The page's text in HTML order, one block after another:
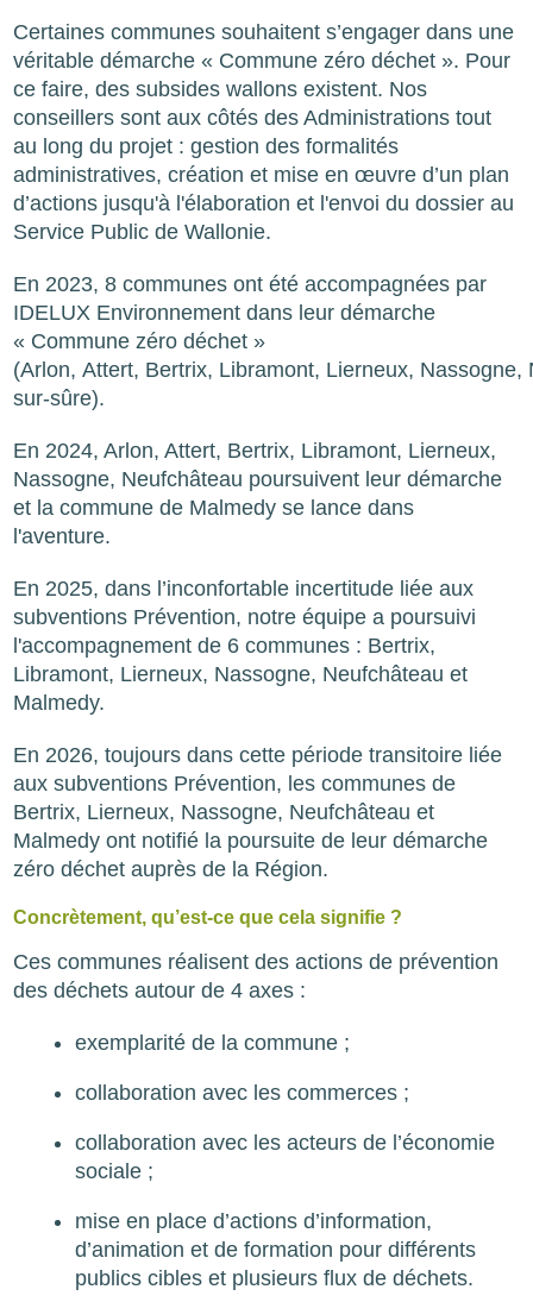
Certaines communes souhaitent s’engager dans une
véritable démarche « Commune zéro déchet ». Pour
ce faire, des subsides wallons existent. Nos
conseillers sont aux côtés des Administrations tout
au long du projet : gestion des formalités
administratives, création et mise en œuvre d’un plan
d’actions jusqu'à l'élaboration et l'envoi du dossier au
Service Public de Wallonie.
En 2023, 8 communes ont été accompagnées par
IDELUX Environnement dans leur démarche
« Commune zéro déchet »
(Arlon, Attert, Bertrix, Libramont, Lierneux, Nassogne,
sur-sûre).
En 2024, Arlon, Attert, Bertrix, Libramont, Lierneux,
Nassogne, Neufchâteau poursuivent leur démarche
et la commune de Malmedy se lance dans
l'aventure.
En 2025, dans l’inconfortable incertitude liée aux
subventions Prévention, notre équipe a poursuivi
l'accompagnement de 6 communes : Bertrix,
Libramont, Lierneux, Nassogne, Neufchâteau et
Malmedy.
En 2026, toujours dans cette période transitoire liée
aux subventions Prévention, les communes de
Bertrix, Lierneux, Nassogne, Neufchâteau et
Malmedy ont notifié la poursuite de leur démarche
zéro déchet auprès de la Région.
Concrètement, qu’est-ce que cela signifie ?
Ces communes réalisent des actions de prévention
des déchets autour de 4 axes :
exemplarité de la commune ;
collaboration avec les commerces ;
collaboration avec les acteurs de l’économie
sociale ;
mise en place d’actions d’information,
d’animation et de formation pour différents
publics cibles et plusieurs flux de déchets.